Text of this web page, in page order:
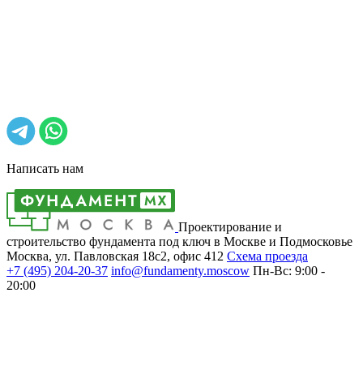
Написать нам
Проектирование и
строительство фундамента под ключ в Москве и Подмосковье
Москва, ул. Павловская 18с2, офис 412 Cхема проезда
+7 (495) 204-20-37 info@fundamenty.moscow Пн-Вс: 9:00 -
20:00